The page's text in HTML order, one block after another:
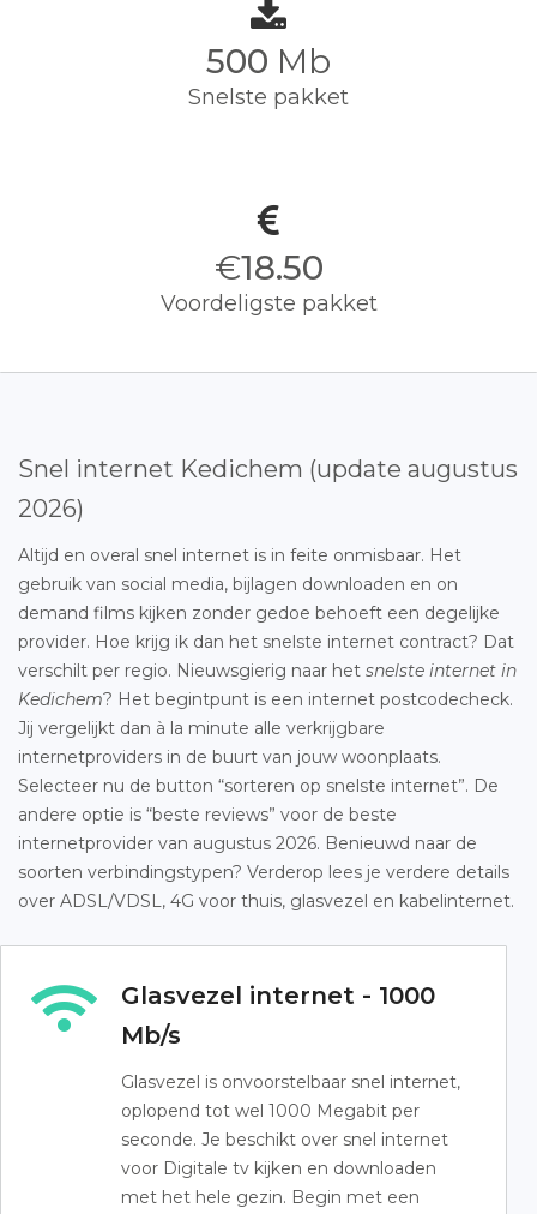
500 Mb
Snelste pakket
€18.50
Voordeligste pakket
Snel internet Kedichem (update augustus
2026)
Altijd en overal snel internet is in feite onmisbaar. Het
gebruik van social media, bijlagen downloaden en on
demand films kijken zonder gedoe behoeft een degelijke
provider. Hoe krijg ik dan het snelste internet contract? Dat
verschilt per regio. Nieuwsgierig naar het snelste internet in
Kedichem? Het begintpunt is een internet postcodecheck.
Jij vergelijkt dan à la minute alle verkrijgbare
internetproviders in de buurt van jouw woonplaats.
Selecteer nu de button “sorteren op snelste internet”. De
andere optie is “beste reviews” voor de beste
internetprovider van augustus 2026. Benieuwd naar de
soorten verbindingstypen? Verderop lees je verdere details
over ADSL/VDSL, 4G voor thuis, glasvezel en kabelinternet.
Glasvezel internet - 1000
Mb/s
Glasvezel is onvoorstelbaar snel internet,
oplopend tot wel 1000 Megabit per
seconde. Je beschikt over snel internet
voor Digitale tv kijken en downloaden
met het hele gezin. Begin met een